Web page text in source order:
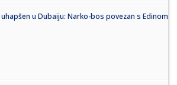
u Dubaiju: Narko-bos povezan s Edinom